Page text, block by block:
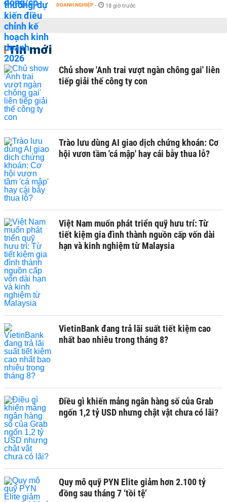
DOANH NGHIỆP - 18 giờ trước
Tin mới
Chủ show 'Anh trai vượt ngàn chông gai' liên
tiếp giải thế công ty con
Trào lưu dùng AI giao dịch chứng khoán: Cơ
hội vươn tầm 'cá mập' hay cái bẫy thua lỗ?
Việt Nam muốn phát triển quỹ hưu trí: Từ
tiết kiệm gia đình thành nguồn cấp vốn dài
hạn và kinh nghiệm từ Malaysia
VietinBank đang trả lãi suất tiết kiệm cao
nhất bao nhiêu trong tháng 8?
Điều gì khiến mảng ngân hàng số của Grab
ngốn 1,2 tỷ USD nhưng chật vật chưa có lãi?
Quy mô quỹ PYN Elite giảm hơn 2.100 tỷ
đồng sau tháng 7 ‘tồi tệ’